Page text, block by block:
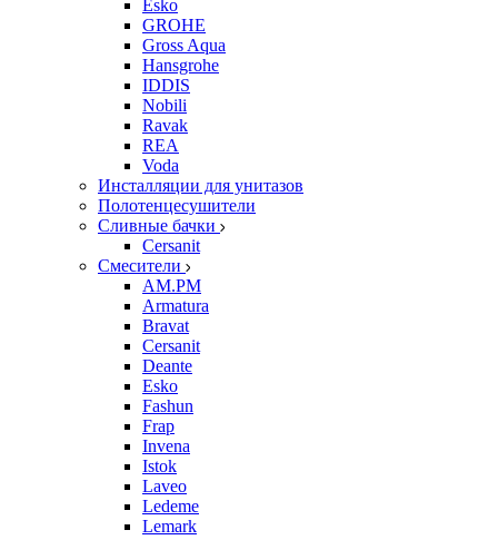
Esko
GROHE
Gross Aqua
Hansgrohe
IDDIS
Nobili
Ravak
REA
Voda
Инсталляции для унитазов
Полотенцесушители
Сливные бачки
Cersanit
Смесители
AM.PM
Armatura
Bravat
Cersanit
Deante
Esko
Fashun
Frap
Invena
Istok
Laveo
Ledeme
Lemark